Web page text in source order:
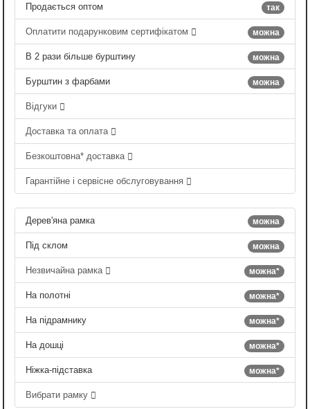
так
Продається оптом
можна
Оплатити подарунковим сертифікатом
можна
В 2 рази більше бурштину
можна
Бурштин з фарбами
Відгуки
Доставка та оплата
Безкоштовна* доставка
Гарантійне і сервісне обслуговування
можна
Дерев'яна рамка
можна
Під склом
можна*
Незвичайна рамка
можна*
На полотні
можна*
На підрамнику
можна*
На дошці
можна*
Ніжка-підставка
Вибрати рамку